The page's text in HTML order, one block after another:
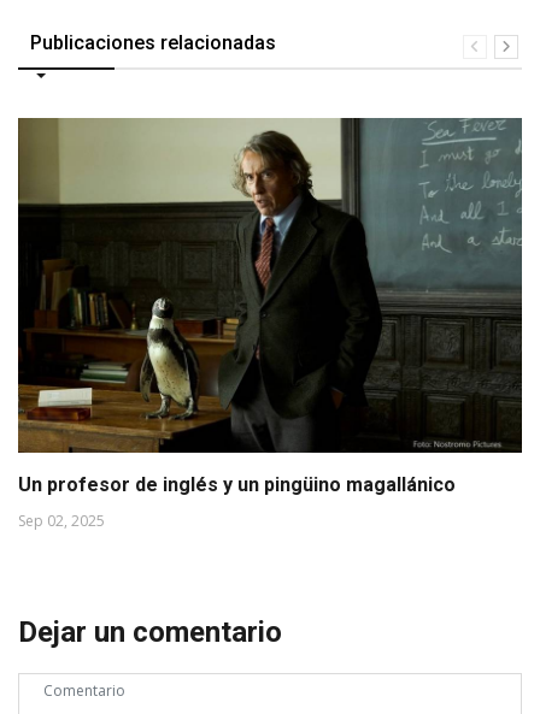
Publicaciones relacionadas
Un profesor de inglés y un pingüino magallánico
Sep 02, 2025
Dejar un comentario